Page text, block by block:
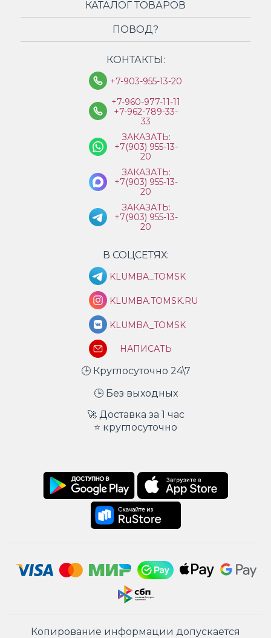
КАТАЛОГ ТОВАРОВ
ПОВОД?
КОНТАКТЫ:
+7-903-955-13-20
+7-960-977-11-11
+7-962-789-33-
33
ЗАКАЗАТЬ:
+7(903) 955-13-
20
ЗАКАЗАТЬ:
+7(903) 955-13-
20
ЗАКАЗАТЬ:
+7(903) 955-13-
20
В СОЦСЕТЯХ:
KLUMBA_TOMSK
KLUMBA.TOMSK.RU
KLUMBA_TOMSK
НАПИСАТЬ
🕒 Круглосуточно 24\7
🕒 Без выходных
🚀 Доставка за 1 час
⭐ круглосуточно
Копирование информации допускается